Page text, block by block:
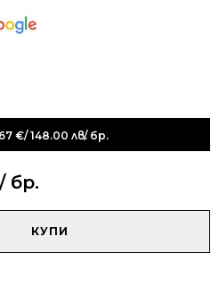
€/ 148.00 лв./ бр.
/ бр.
КУПИ